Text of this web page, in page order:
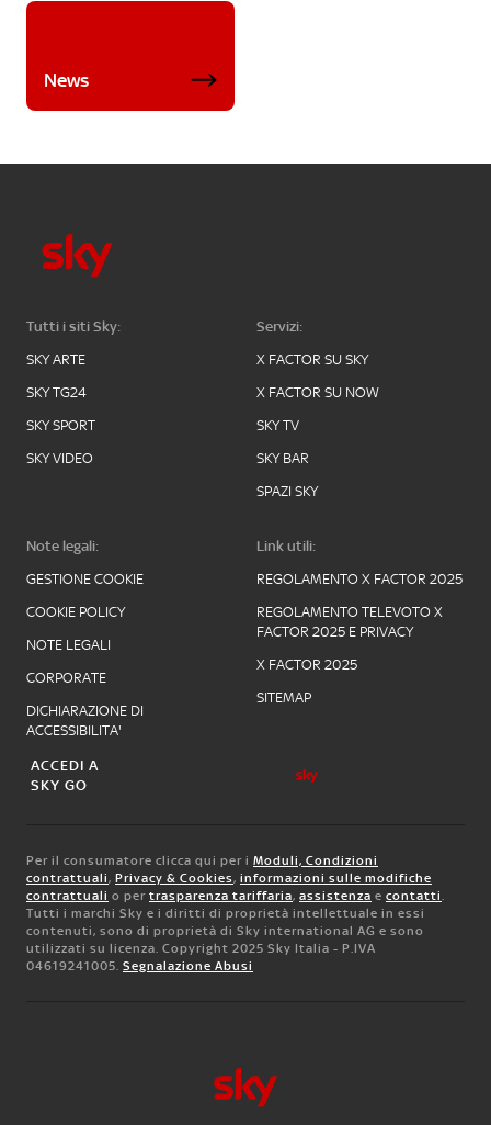
News
Tutti i siti Sky:
SKY ARTE
SKY TG24
SKY SPORT
SKY VIDEO
Servizi:
X FACTOR SU SKY
X FACTOR SU NOW
SKY TV
SKY BAR
SPAZI SKY
Note legali:
GESTIONE COOKIE
COOKIE POLICY
NOTE LEGALI
CORPORATE
DICHIARAZIONE DI
ACCESSIBILITA'
Link utili:
REGOLAMENTO X FACTOR 2025
REGOLAMENTO TELEVOTO X
FACTOR 2025 E PRIVACY
X FACTOR 2025
SITEMAP
ACCEDI A
SKY GO
Per il consumatore clicca qui per i Moduli, Condizioni
contrattuali, Privacy & Cookies, informazioni sulle modifiche
contrattuali o per trasparenza tariffaria, assistenza e contatti.
Tutti i marchi Sky e i diritti di proprietà intellettuale in essi
contenuti, sono di proprietà di Sky international AG e sono
utilizzati su licenza. Copyright 2025 Sky Italia - P.IVA
04619241005. Segnalazione Abusi